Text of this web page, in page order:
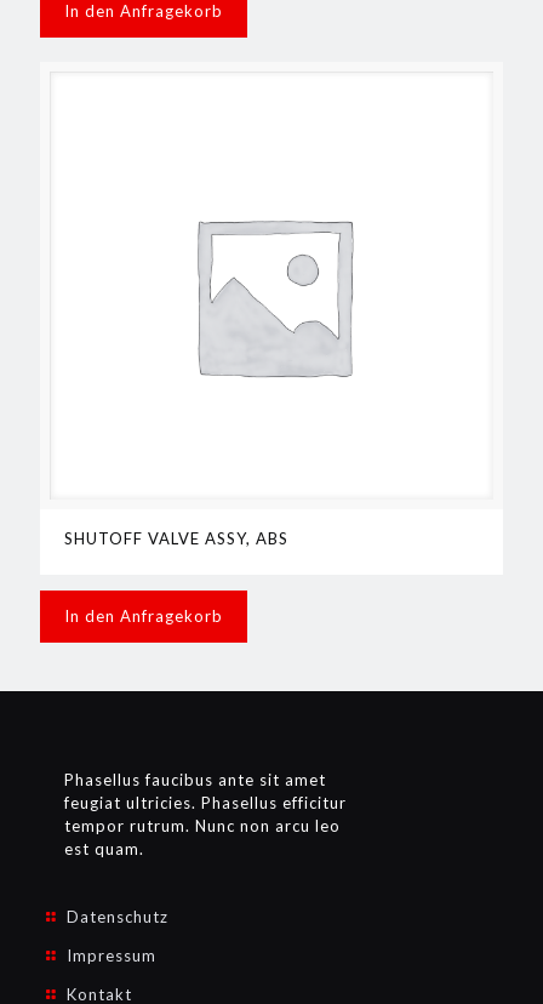
In den Anfragekorb
SHUTOFF VALVE ASSY, ABS
In den Anfragekorb
Phasellus faucibus ante sit amet
feugiat ultricies. Phasellus efficitur
tempor rutrum. Nunc non arcu leo
est quam.
Datenschutz
Impressum
Kontakt